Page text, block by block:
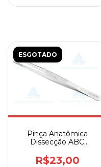
ESGOTADO
Pinça Anatômica
Dissecção ABC
Cirúrgicos
R$23,00